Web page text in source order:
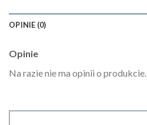
OPINIE (0)
Opinie
Na razie nie ma opinii o produkcie.